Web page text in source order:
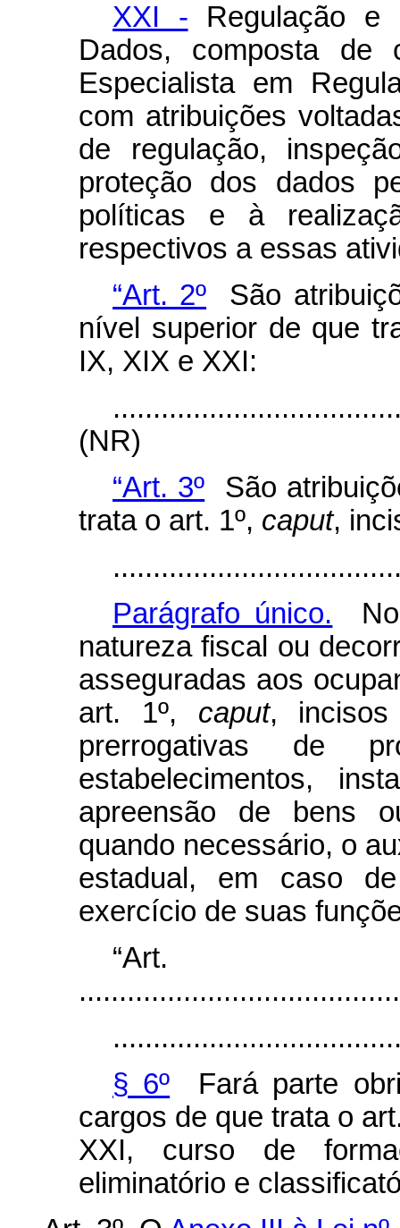
XXI - Regulação e
Dados, composta de
Especialista em
com atribuições
de regulação,
proteção dos dados
políticas e à
respectivos a essas
“Art. 2º São
nível superior de que
IX, XIX e XXI:
(NR)
“Art. 3º São
trata o art. 1º, caput,
Parágrafo único. No
natureza fiscal ou
asseguradas aos
art. 1º, caput,
prerrogativas de
estabelecimentos,
apreensão de bens
quando necessário, o
estadual, em caso
exercício de suas
§ 6º Fará parte
cargos de que trata o
XXI, curso de
eliminatório e